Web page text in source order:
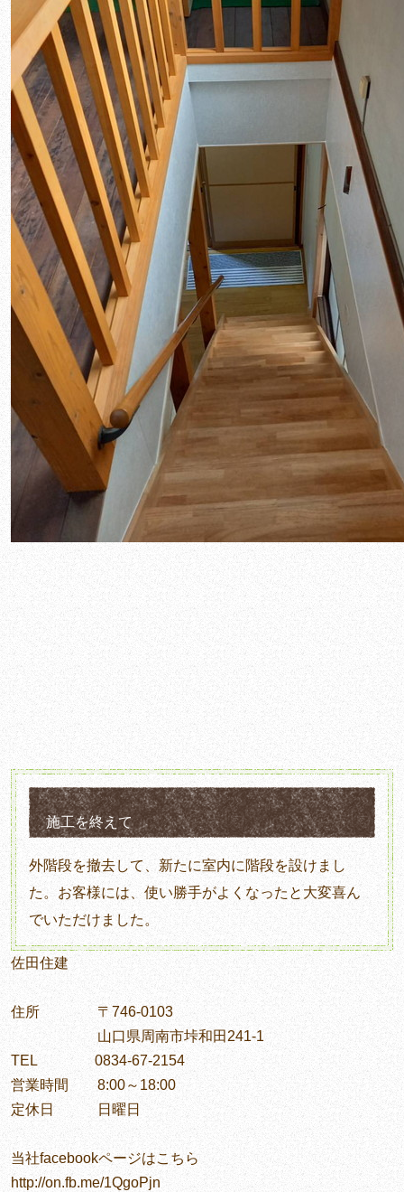
施工を終えて
外階段を撤去して、新たに室内に階段を設けまし
た。お客様には、使い勝手がよくなったと大変喜ん
でいただけました。
佐田住建
住所 〒746-0103
山口県周南市垰和田241-1
TEL 0834-67-2154
営業時間 8:00～18:00
定休日 日曜日
当社facebookページはこちら
http://on.fb.me/1QgoPjn